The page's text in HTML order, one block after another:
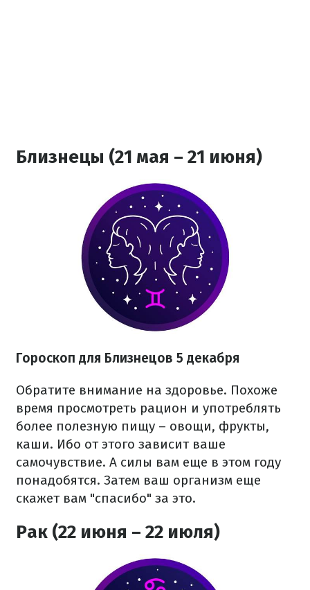
Близнецы (21 мая – 21 июня)
Гороскоп для Близнецов 5 декабря
Обратите внимание на здоровье. Похоже
время просмотреть рацион и употреблять
более полезную пищу – овощи, фрукты,
каши. Ибо от этого зависит ваше
самочувствие. А силы вам еще в этом году
понадобятся. Затем ваш организм еще
скажет вам "спасибо" за это.
Рак (22 июня – 22 июля)